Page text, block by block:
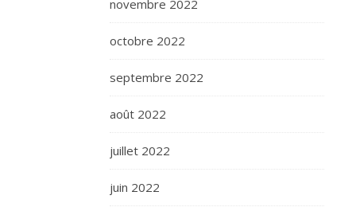
novembre 2022
octobre 2022
septembre 2022
août 2022
juillet 2022
juin 2022